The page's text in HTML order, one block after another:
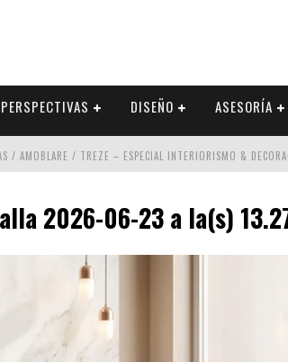
PERSPECTIVAS DISEÑO ASESORÍA
/ AMOBLARE / TREZE – ESPECIAL INTERIORISMO &
INTERIORISMO & DECORACIÓN 2026
DESIGN STUDIO – ESPECIAL INTERIORISMO &
2026-06-23 a la(s)